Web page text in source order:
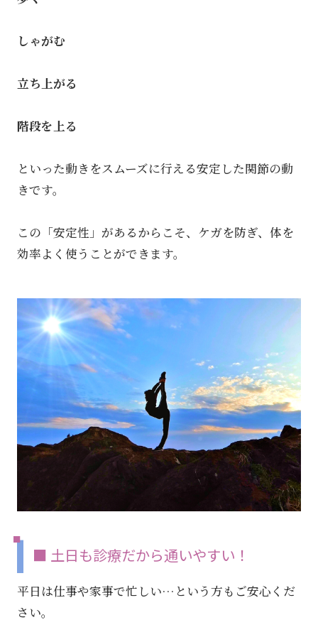
しゃがむ
立ち上がる
階段を上る
といった動きをスムーズに行える安定した関節の動
きです。
この「安定性」があるからこそ、ケガを防ぎ、体を
効率よく使うことができます。
■ 土日も診療だから通いやすい！
平日は仕事や家事で忙しい…という方もご安心くだ
さい。